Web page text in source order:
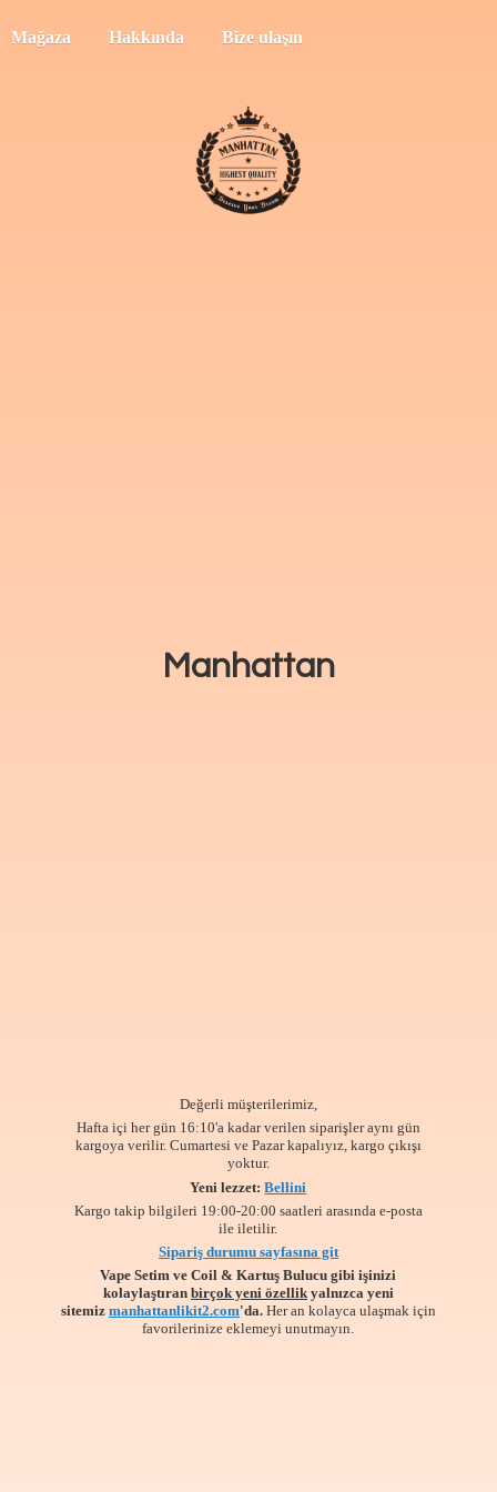
Mağaza Hakkında Bize ulaşın
Manhattan
Değerli müşterilerimiz,
Hafta içi her gün 16:10'a kadar verilen siparişler aynı gün
kargoya verilir. Cumartesi ve Pazar kapalıyız, kargo çıkışı
yoktur.
Yeni lezzet:Bellini
Kargo takip bilgileri 19:00-20:00 saatleri arasında e-posta
ile iletilir.
Sipariş durumu sayfasına git
Vape Setim ve Coil & Kartuş Bulucu gibi işinizi
kolaylaştıran birçok yeni özellikyalnızca yeni
sitemiz manhattanlikit2.com'da. Her an kolayca ulaşmak için
favorilerinizeeklemeyi unutmayın.